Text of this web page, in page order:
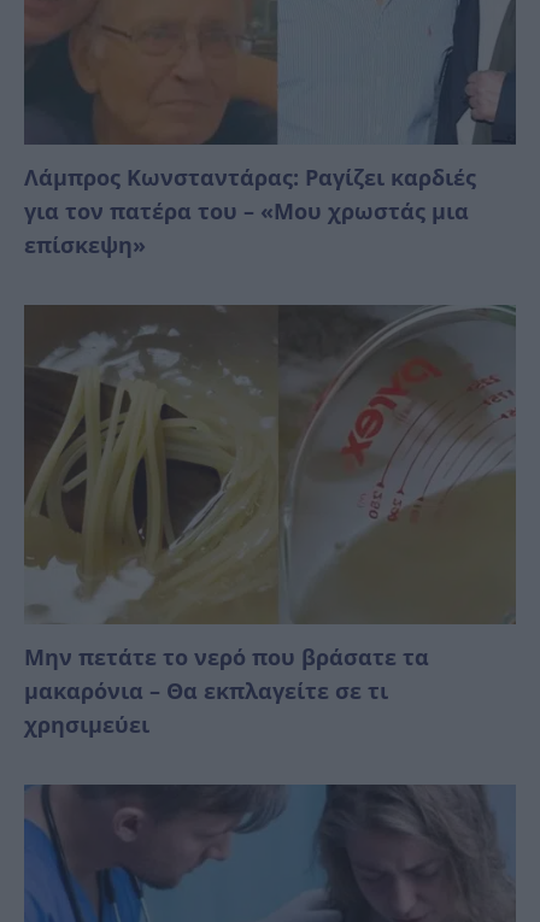
Λάμπρος Κωνσταντάρας: Ραγίζει καρδιές
για τον πατέρα του – «Μου χρωστάς μια
επίσκεψη»
Μην πετάτε το νερό που βράσατε τα
μακαρόνια – Θα εκπλαγείτε σε τι
χρησιμεύει